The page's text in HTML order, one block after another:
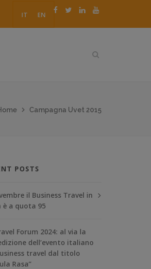
IT EN
Campagna Uvet 2015
POSTS
il Business Travel in
è a quota 95
Forum 2024: al via la
dell’evento italiano
travel dal titolo
Rasa”